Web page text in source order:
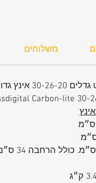
משלוחים
ועלייה למטוס - יבואן רשמי
Carbon-lite 30-